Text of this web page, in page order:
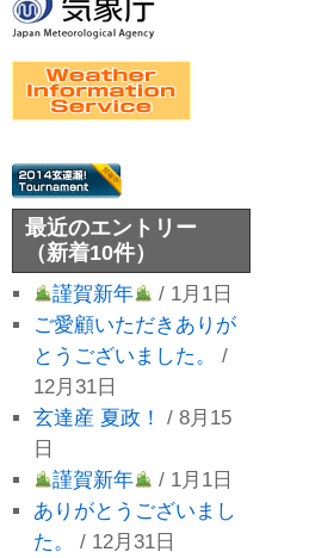
最近のエントリー
（新着10件）
謹賀新年
/ 1月1日
ご愛顧いただきありが
とうございました。
/
12月31日
玄達産 夏政！
/ 8月15
日
謹賀新年
/ 1月1日
ありがとうございまし
た。
/ 12月31日